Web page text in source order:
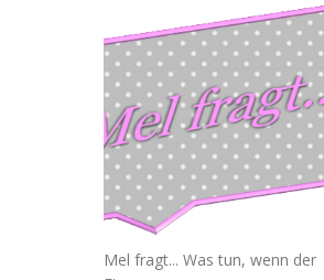
Mel fragt... Was tun, wenn der